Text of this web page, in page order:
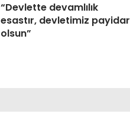
“Devlette devamlılık
esastır, devletimiz payidar
olsun”